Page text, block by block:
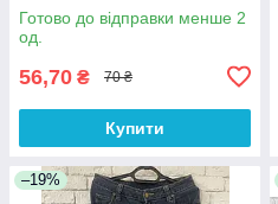
Готово до відправки менше 2
од.
56,70 ₴ 70 ₴
Купити
–19%